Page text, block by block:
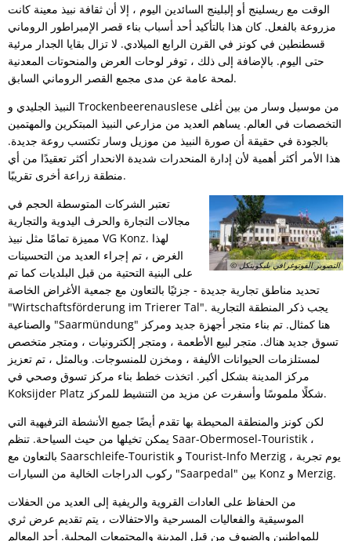
الوقت مع ريسلينج أو إلبلينج السائدين اليوم ، إلا أن ثقافة نبيذ معينة كانت
مزروعة بالفعل. كان هذا بالتأكيد أحد أسباب بناء قصر الإمبراطور الروماني
قسطنطين في كونز في القرن الرابع الميلادي. لا تزال بقايا الجدار مرئية
حتى اليوم. بالإضافة إلى ذلك ، توفر لوحات العرض والمنحوتات المعدنية
لمحة عامة عن مدى مجمع القصر الروماني السابق.
النبيذ الجليدي و Trockenbeerenauslese من موسيل وسار من بين أغلى
التخصصات في العالم. يساهم العديد من مزارعي النبيذ المبتكرين والمهتمين
بالجودة في حقيقة أن صورة النبيذ من موزيل وسار تكتسب روعة جديدة.
هذا الأمر أكثر أهمية لأن إدارة المنحدرات شديدة الانحدار أكثر تعقيدًا من أي
منطقة زراعة أخرى تقريبًا.
© التصوير الفوتوغرافي بليكوينكل
تعتبر الشركات المتوسطة الحجم في
مجالات التجارة والحرف اليدوية والتجارية
مميزة تمامًا مثل نبيذ VG Konz. لهذا
الغرض ، تم إجراء العديد من التحسينات
على البنية التحتية من قبل البلديات كما تم
تحديد مناطق تجارية جديدة - جزئيًا بالتعاون مع جمعية الأغراض الخاصة
"Wirtschaftsförderung im Trierer Tal". يجب ذكر المنطقة التجارية
والصناعية "Saarmündung" هنا كمثال. تم بناء متجر أجهزة جديد ومركز
تسوق جديد هناك. متجر لبيع الأطعمة ، ومتجر إلكترونيات ، ومتجر متخصص
لمستلزمات الحيوانات الأليفة ، ومخزن للمنسوجات. وبالمثل ، تم تعزيز
مركز المدينة بشكل أكبر. اتخذت خطط بناء مركز تسوق وصحي في
Koksijder Platz شكلًا ملموسًا وأسفرت عن مزيد من التنشيط للمركز.
لكن كونز والمنطقة المحيطة بها تقدم أيضًا جميع الأنشطة الترفيهية التي
يمكن تخيلها من حيث السياحة. تنظم Saar-Obermosel-Touristik ،
بالتعاون مع Saarschleife-Touristik و Tourist-Info Merzig ، يوم تجربة
ركوب الدراجات الخالية من السيارات "Saarpedal" بين Konz و Merzig.
من الحفاظ على العادات القروية والريفية إلى العديد من الحفلات
الموسيقية والفعاليات المسرحية والاحتفالات ، يتم تقديم عرض ثري
للمواطنين والضيوف من قبل المدينة والمجتمعات المحلية. أحد المعالم